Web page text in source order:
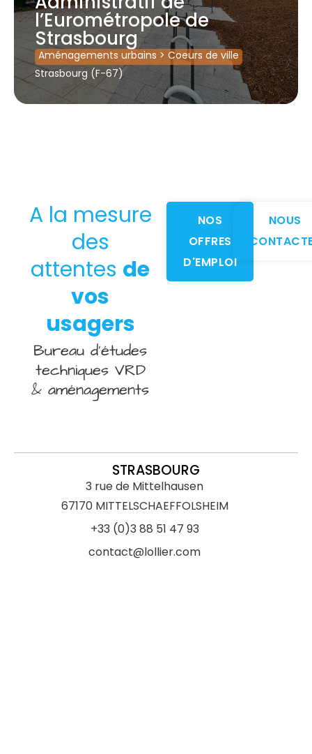
l’Eurométropole de
Strasbourg
Aménagements urbains > Coeurs de ville
Strasbourg (F-67)
A la mesure
des
attentes de
vos
usagers
Bureau d’études
techniques VRD
& aménagements
NOS
OFFRES
D'EMPLOI
NOUS
STRASBOURG
3 rue de Mittelhausen
67170 MITTELSCHAEFFOLSHEIM
+33 (0)3 88 51 47 93
contact@lollier.com